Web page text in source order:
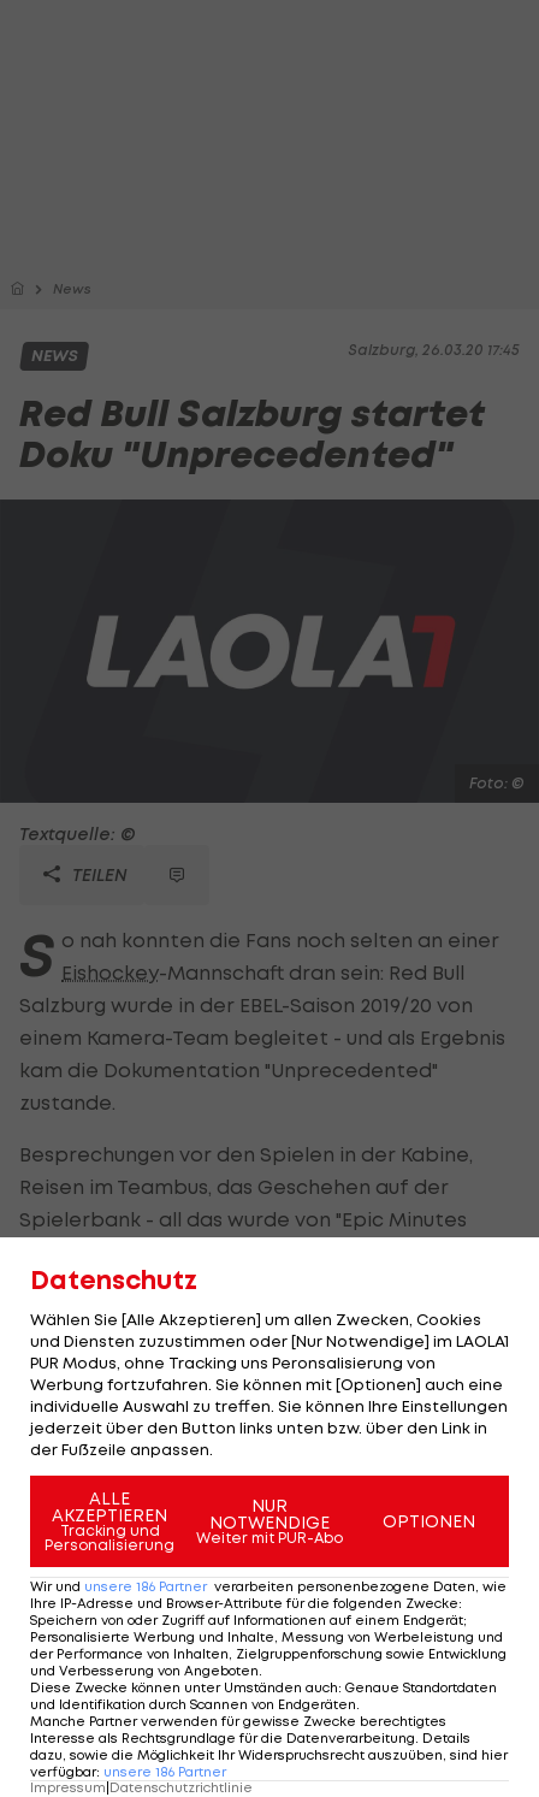
News
Salzburg, 26.03.20 17:45
NEWS
Red Bull Salzburg startet
Doku "Unprecedented"
Foto: ©
Textquelle: ©
TEILEN
S o nah konnten die Fans noch selten an einer
Eishockey-Mannschaft dran sein: Red Bull
Salzburg wurde in der EBEL-Saison 2019/20 von
einem Kamera-Team begleitet - und als Ergebnis
kam die Dokumentation "Unprecedented"
zustande.
Besprechungen vor den Spielen in der Kabine,
Reisen im Teambus, das Geschehen auf der
Spielerbank - all das wurde von "Epic Minutes
den kommenden Wochen in vier 15-Minuten-
Episoden gratis zur Verfügung.
Die erste Folge wird am Donnerstag (26.3.) um 18:00
Uhr aufredbulls.com/unprecedentedonline
gestellt. Die weiteren Episoden folgen im
Wochenrhythmus jeden Donnerstag.
Der legendäre Durchmarsch des FC
Wacker Tirol I #Zwarakonferenz History
Zwarakonferenz Stammtisch
Mehr zum Thema
Datenschutz
Wählen Sie [Alle Akzeptieren] um allen Zwecken, Cookies
und Diensten zuzustimmen oder [Nur Notwendige] im LAOLA1
PUR Modus, ohne Tracking uns Peronsalisierung von
Werbung fortzufahren. Sie können mit [Optionen] auch eine
individuelle Auswahl zu treffen. Sie können Ihre Einstellungen
jederzeit über den Button links unten bzw. über den Link in
der Fußzeile anpassen.
ALLE
AKZEPTIEREN
Tracking und
Personalisierung
NUR
NOTWENDIGE
Weiter mit PUR-Abo
OPTIONEN
Wir und unsere 186 Partner verarbeiten personenbezogene Daten, wie
Ihre IP-Adresse und Browser-Attribute für die folgenden Zwecke:
Speichern von oder Zugriff auf Informationen auf einem Endgerät;
Personalisierte Werbung und Inhalte, Messung von Werbeleistung und
der Performance von Inhalten, Zielgruppenforschung sowie Entwicklung
und Verbesserung von Angeboten.
Diese Zwecke können unter Umständen auch: Genaue Standortdaten
und Identifikation durch Scannen von Endgeräten.
Manche Partner verwenden für gewisse Zwecke berechtigtes
Interesse als Rechtsgrundlage für die Datenverarbeitung. Details
dazu, sowie die Möglichkeit Ihr Widerspruchsrecht auszuüben, sind hier
verfügbar: unsere 186 Partner
Impressum Datenschutzrichtlinie